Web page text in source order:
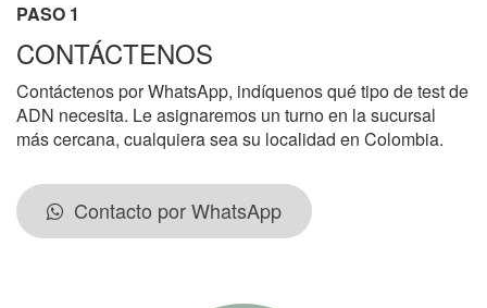
PASO 1
CONTÁCTENOS
Contáctenos por WhatsApp, indíquenos qué tipo de test de
ADN necesita. Le asignaremos un turno en la sucursal
más cercana, cualquiera sea su localidad en Colombia.
Contacto por WhatsApp